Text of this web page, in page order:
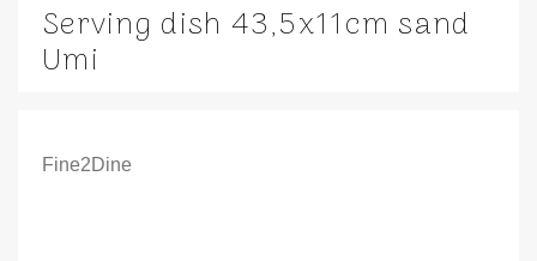
Serving dish 43,5x11cm sand
Umi
Fine2Dine